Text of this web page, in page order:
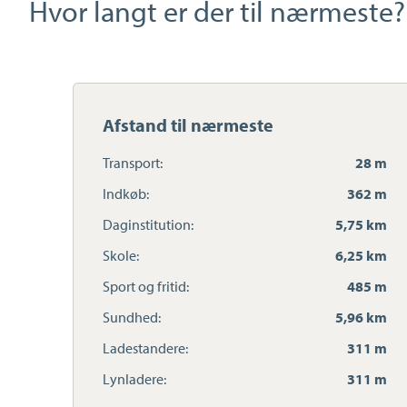
Hvor langt er der til nærmeste?
Afstand til nærmeste
Transport:
28 m
Indkøb:
362 m
Daginstitution:
5,75 km
Skole:
6,25 km
Sport og fritid:
485 m
Sundhed:
5,96 km
Ladestandere:
311 m
Lynladere:
311 m